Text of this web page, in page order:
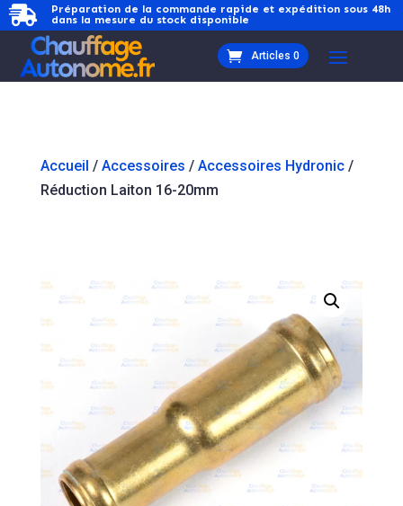

Préparation de la commande rapide et expédition sous 48h
dans la mesure du stock disponible
Articles 0
Accueil / Accessoires / Accessoires Hydronic/
Réduction Laiton 16-20mm